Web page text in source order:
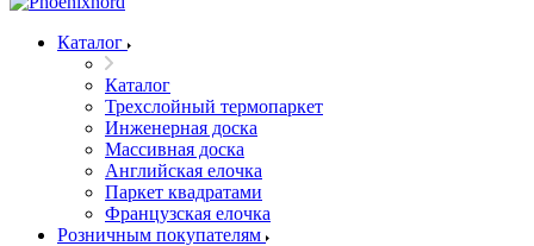
Каталог
Каталог
Трехслойный термопаркет
Инженерная доска
Массивная доска
Английская елочка
Паркет квадратами
Французская елочка
Розничным покупателям